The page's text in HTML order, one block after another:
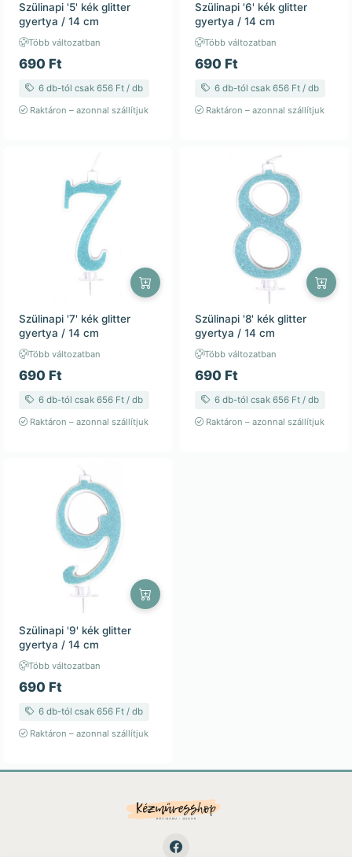
Szülinapi '5' kék glitter
gyertya / 14 cm
Több változatban
690 Ft
6 db-tól csak 656 Ft / db
Raktáron – azonnal szállítjuk
Szülinapi '6' kék glitter
gyertya / 14 cm
Több változatban
690 Ft
6 db-tól csak 656 Ft / db
Raktáron – azonnal szállítjuk
Szülinapi '7' kék glitter
gyertya / 14 cm
Több változatban
690 Ft
6 db-tól csak 656 Ft / db
Raktáron – azonnal szállítjuk
Szülinapi '8' kék glitter
gyertya / 14 cm
Több változatban
690 Ft
6 db-tól csak 656 Ft / db
Raktáron – azonnal szállítjuk
Szülinapi '9' kék glitter
gyertya / 14 cm
Több változatban
690 Ft
6 db-tól csak 656 Ft / db
Raktáron – azonnal szállítjuk